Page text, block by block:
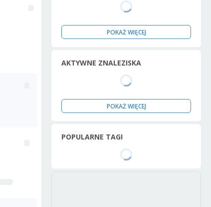
POKAŻ WIĘCEJ
AKTYWNE ZNALEZISKA
POKAŻ WIĘCEJ
POPULARNE TAGI